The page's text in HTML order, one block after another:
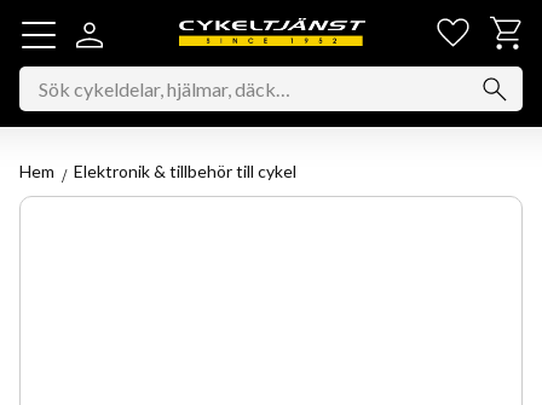
Meny
Hem Elektronik & tillbehör till cykel